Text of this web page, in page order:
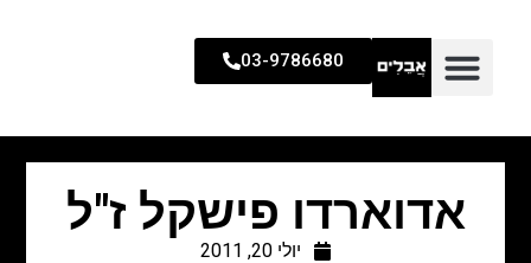
03-9786680
אדוארדו פישקל ז"ל
יולי 20, 2011